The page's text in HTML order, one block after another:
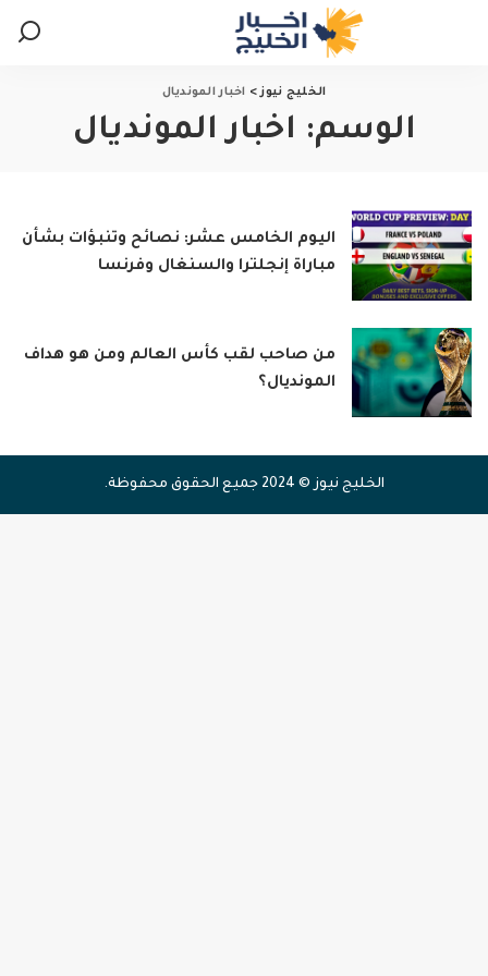
الخليج نيوز> اخبار المونديال
الوسم: اخبار المونديال
اليوم الخامس عشر: نصائح وتنبؤات بشأن
مباراة إنجلترا والسنغال وفرنسا
من صاحب لقب كأس العالم ومن هو هداف
المونديال؟
الخليج نيوز © 2024 جميع الحقوق محفوظة.